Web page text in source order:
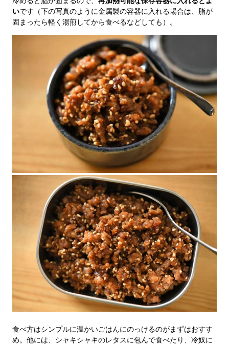
いです（下の写真のように金属製の容器に入れる場合は、脂が
固まったら軽く湯煎してから食べるなどしても）。
食べ方はシンプルに温かいごはんにのっけるのがまずはおすす
め。他には、シャキシャキのレタスに包んで食べたり、冷奴に